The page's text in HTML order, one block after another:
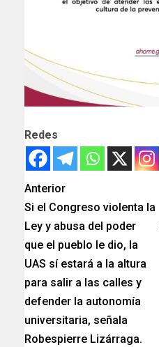
Redes
Anterior
Si el Congreso violenta la
Ley y abusa del poder
que el pueblo le dio, la
UAS sí estará a la altura
para salir a las calles y
defender la autonomía
universitaria, señala
Robespierre Lizárraga.